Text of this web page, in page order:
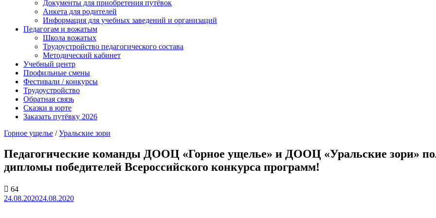
Документы для приобретения путёвок
Анкета для родителей
Информация для учебных заведений и организаций
Педагогам и вожатым
Школа вожатых
Трудоустройство педагогического состава
Методический кабинет
Учебный центр
Профильные смены
Фестивали / конкурсы
Трудоустройство
Обратная связь
Сказки в юрте
Заказать путёвку 2026
Горное ущелье /Уральские зори
Педагогические команды ДООЦ «Горное ущелье» и ДООЦ «Уральские зори»
дипломы победителей Всероссийского конкурса программ!
64
24.08.202024.08.2020